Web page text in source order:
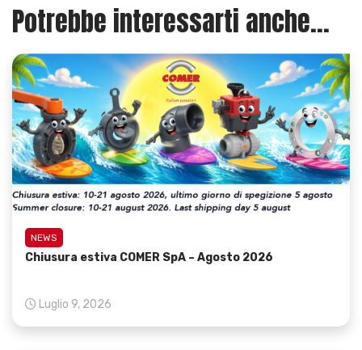
Potrebbe interessarti anche...
NEWS
Chiusura estiva COMER SpA – Agosto 2026
Luglio 9, 2026